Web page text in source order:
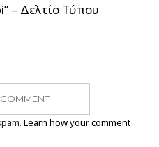
– Δελτίο Τύπου
Learn how your comment